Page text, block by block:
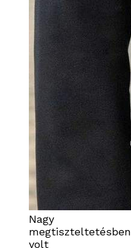
Nagy
megtiszteltetésben
volt